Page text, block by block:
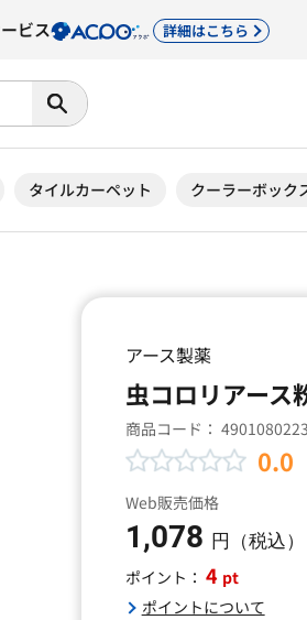
ビス 詳細はこちら
タイルカーペット クーラーボック
アース製薬
虫コロリアース
商品コード：
0.0
Web販売価格
1,078 円（税込）
ポイント： 4 pt
ポイントについて